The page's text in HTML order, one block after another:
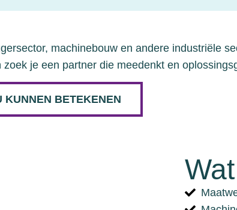
machinebouw en andere industriële
je een partner die meedenkt en
KUNNEN BETEKENEN